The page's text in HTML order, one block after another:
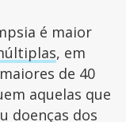
é maior
, em
de 40
aquelas que
doenças dos